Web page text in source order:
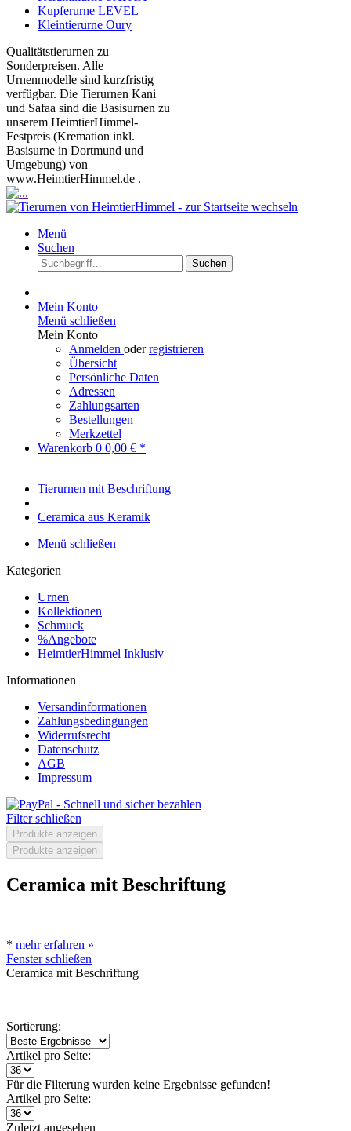
Kupferurne LEVEL
Kleintierurne Oury
Qualitätstierurnen zu
Sonderpreisen. Alle
Urnenmodelle sind kurzfristig
verfügbar. Die Tierurnen Kani
und Safaa sind die Basisurnen zu
unserem HeimtierHimmel-
Festpreis (Kremation inkl.
Basisurne in Dortmund und
Umgebung) von
www.HeimtierHimmel.de .
Menü
Suchen
Suchen
Mein Konto
Menü schließen
Mein Konto
Anmelden oderregistrieren
Übersicht
Persönliche Daten
Adressen
Zahlungsarten
Bestellungen
Merkzettel
Warenkorb 0 0,00 € *
Tierurnen mit Beschriftung
Ceramica aus Keramik
Menü schließen
Kategorien
Urnen
Kollektionen
Schmuck
%Angebote
HeimtierHimmel Inklusiv
Informationen
Versandinformationen
Zahlungsbedingungen
Widerrufsrecht
Datenschutz
AGB
Impressum
Filter schließen
Produkte anzeigen
Produkte anzeigen
Ceramica mit Beschriftung
* mehr erfahren »
Fenster schließen
Ceramica mit Beschriftung
Sortierung:
Artikel pro Seite:
Für die Filterung wurden keine Ergebnisse gefunden!
Artikel pro Seite:
Zuletzt angesehen